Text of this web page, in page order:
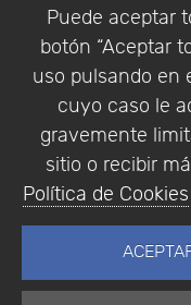
Puede aceptar
botón “Aceptar
uso pulsando en
cuyo caso le
gravemente
sitio o recibir
Política de Cookies
Empresa|Aviso
© Copyright